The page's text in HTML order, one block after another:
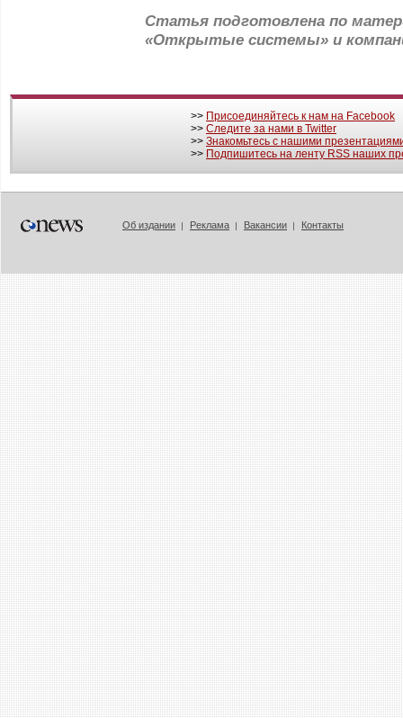
Статья подготовлена по
«Открытые системы» и
>> Присоединяйтесь к нам на Facebook
>> Следите за нами в Twitter
>> Знакомьтесь с нашими
>> Подпишитесь на ленту RSS наших
Об издании Реклама Вакансии Контакты